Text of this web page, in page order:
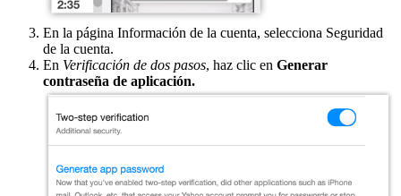
En la página Información de la cuenta, selecciona Seguridad
de la cuenta.
En Verificación de dos pasos, haz clic en Generar
contraseña de aplicación.